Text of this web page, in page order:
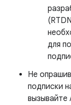
для
Не
подписки
вызывайте